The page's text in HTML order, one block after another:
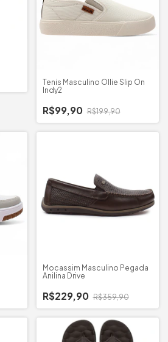
Tenis Masculino Ollie Slip On
Indy2
R$99,90 R$199,90
Mocassim Masculino Pegada
Anilina Drive
R$229,90 R$359,90